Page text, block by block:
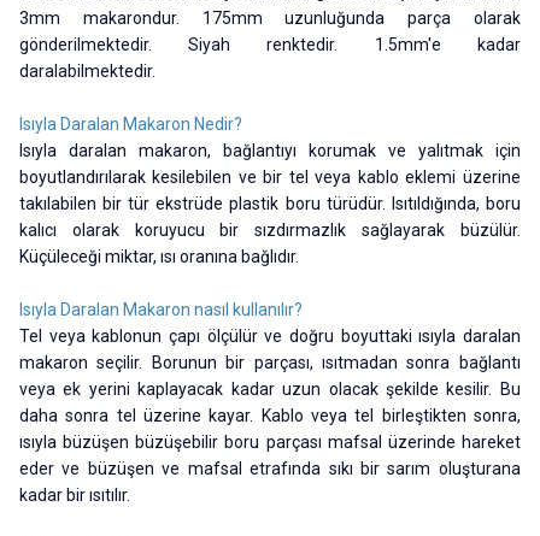
3mm makarondur. 175mm uzunluğunda parça olarak
gönderilmektedir. Siyah renktedir. 1.5mm'e kadar
daralabilmektedir.
Isıyla Daralan Makaron Nedir?
Isıyla daralan makaron, bağlantıyı korumak ve yalıtmak için
boyutlandırılarak kesilebilen ve bir tel veya kablo eklemi üzerine
takılabilen bir tür ekstrüde plastik boru türüdür. Isıtıldığında, boru
kalıcı olarak koruyucu bir sızdırmazlık sağlayarak büzülür.
Küçüleceği miktar, ısı oranına bağlıdır.
Isıyla Daralan Makaron nasıl kullanılır?
Tel veya kablonun çapı ölçülür ve doğru boyuttaki ısıyla daralan
makaron seçilir. Borunun bir parçası, ısıtmadan sonra bağlantı
veya ek yerini kaplayacak kadar uzun olacak şekilde kesilir. Bu
daha sonra tel üzerine kayar. Kablo veya tel birleştikten sonra,
ısıyla büzüşen büzüşebilir boru parçası mafsal üzerinde hareket
eder ve büzüşen ve mafsal etrafında sıkı bir sarım oluşturana
kadar bir ısıtılır.